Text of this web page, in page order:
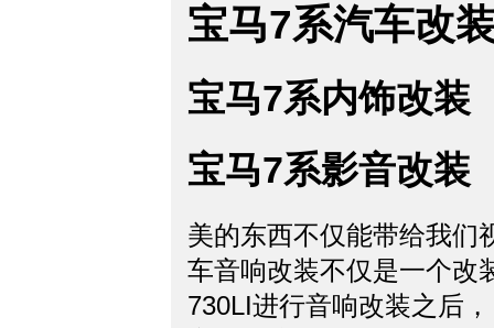
宝马7系汽车改
宝马7系内饰改装
宝马7系影音改装
美的东西不仅能带给我们
车音响改装不仅是一个改
730LI进行音响改装之后